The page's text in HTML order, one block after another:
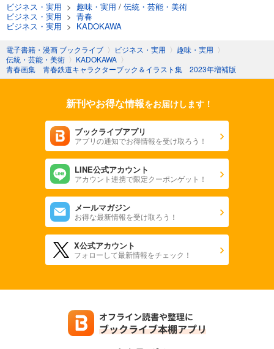
ビジネス・実用 > 趣味・実用 / 伝統・芸能・美術
ビジネス・実用 > 青春
ビジネス・実用 > KADOKAWA
電子書籍・漫画 ブックライブ 〉 ビジネス・実用 〉 趣味・実用 〉
伝統・芸能・美術 〉 KADOKAWA 〉
青春画集 青春鉄道キャラクターブック＆イラスト集 2023年増補版
新刊やお得な情報をお届けします！
ブックライブアプリ
アプリの通知でお得情報を受け取ろう！
LINE公式アカウント
アカウント連携で限定クーポンゲット！
メールマガジン
お得な最新情報を受け取ろう！
X公式アカウント
フォローして最新情報をチェック！